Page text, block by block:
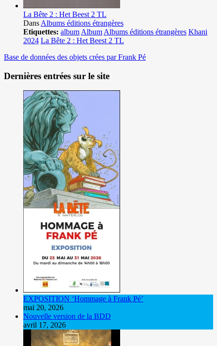
La Bête 2 : Het Beest 2 TL
Dans Albums éditions étrangères
Etiquettes: album Album Albums éditions étrangères Khani
2024 La Bête 2 : Het Beest 2 TL
Base de données des objets crées par Frank Pé
Dernières entrées sur le site
EXPOSITION ‘Hommage à Frank Pé’
mai 20, 2026
Nouvelle version de la BDD
avril 17, 2026